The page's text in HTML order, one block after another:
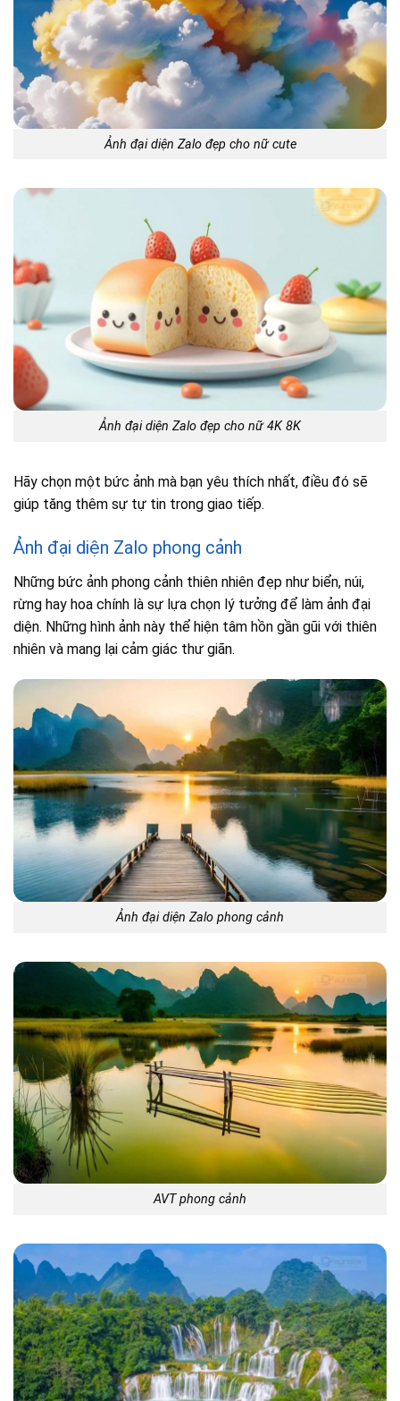
Ảnh đại diện Zalo đẹp cho nữ cute
Ảnh đại diện Zalo đẹp cho nữ 4K 8K
Hãy chọn một bức ảnh mà bạn yêu thích nhất, điều đó sẽ
giúp tăng thêm sự tự tin trong giao tiếp.
Ảnh đại diện Zalo phong cảnh
Những bức ảnh phong cảnh thiên nhiên đẹp như biển, núi,
rừng hay hoa chính là sự lựa chọn lý tưởng để làm ảnh đại
diện. Những hình ảnh này thể hiện tâm hồn gần gũi với thiên
nhiên và mang lại cảm giác thư giãn.
Ảnh đại diện Zalo phong cảnh
AVT phong cảnh